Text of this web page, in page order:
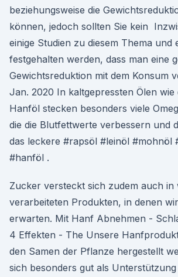
beziehungsweise die
können, jedoch sollten Sie kein
einige Studien zu diesem Thema und
festgehalten werden, dass man eine
Gewichtsreduktion mit dem Konsum
Jan. 2020 In kaltgepressten Ölen
Hanföl stecken besonders viele
die die Blutfettwerte verbessern und
das leckere #rapsöl #leinöl #mohnöl
#hanföl .
Zucker versteckt sich zudem auch in
verarbeiteten Produkten, in denen
erwarten. Mit Hanf Abnehmen -
4 Effekten - The Unsere
den Samen der Pflanze hergestellt
sich besonders gut als Unterstützung